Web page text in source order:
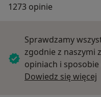
1273 opinie
Sprawdzamy
zgodnie z naszymi
opiniach i
Dowiedz się więcej